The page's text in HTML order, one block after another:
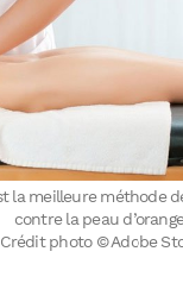
la meilleure méthode
contre la peau
Crédit photo © Adobe
Telegram